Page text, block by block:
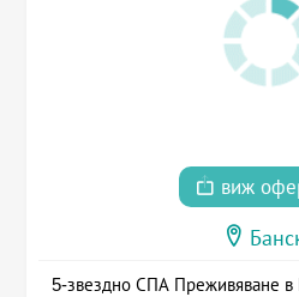
виж
5-звездно СПА Преживяване в